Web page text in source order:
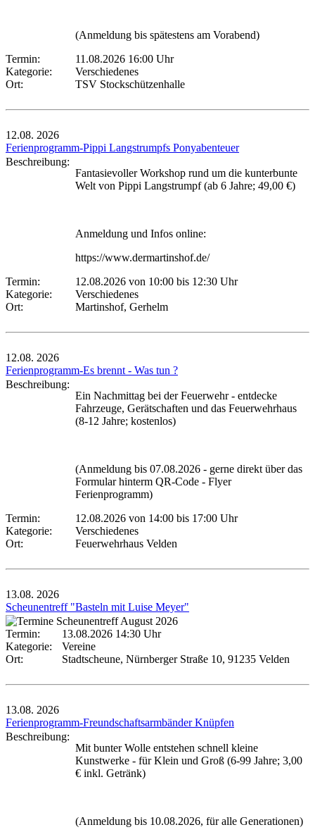
(Anmeldung bis spätestens am Vorabend)
Termin:
11.08.2026 16:00 Uhr
Kategorie:
Verschiedenes
Ort:
TSV Stockschützenhalle
12.08. 2026
Ferienprogramm-Pippi Langstrumpfs Ponyabenteuer
Beschreibung:
Fantasievoller Workshop rund um die kunterbunte
Welt von Pippi Langstrumpf (ab 6 Jahre; 49,00 €)
Anmeldung und Infos online:
https://www.dermartinshof.de/
Termin:
12.08.2026 von 10:00 bis 12:30 Uhr
Kategorie:
Verschiedenes
Ort:
Martinshof, Gerhelm
12.08. 2026
Ferienprogramm-Es brennt - Was tun ?
Beschreibung:
Ein Nachmittag bei der Feuerwehr - entdecke
Fahrzeuge, Gerätschaften und das Feuerwehrhaus
(8-12 Jahre; kostenlos)
(Anmeldung bis 07.08.2026 - gerne direkt über das
Formular hinterm QR-Code - Flyer
Ferienprogramm)
Termin:
12.08.2026 von 14:00 bis 17:00 Uhr
Kategorie:
Verschiedenes
Ort:
Feuerwehrhaus Velden
13.08. 2026
Scheunentreff "Basteln mit Luise Meyer"
Termin:
13.08.2026 14:30 Uhr
Kategorie:
Vereine
Ort:
Stadtscheune, Nürnberger Straße 10, 91235 Velden
13.08. 2026
Ferienprogramm-Freundschaftsarmbänder Knüpfen
Beschreibung:
Mit bunter Wolle entstehen schnell kleine
Kunstwerke - für Klein und Groß (6-99 Jahre; 3,00
€ inkl. Getränk)
(Anmeldung bis 10.08.2026, für alle Generationen)